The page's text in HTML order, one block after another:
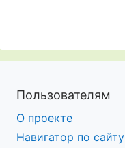
Пользователям
О проекте
Навигатор по сайту